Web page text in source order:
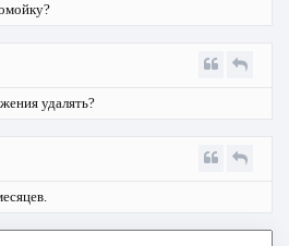
удалять?